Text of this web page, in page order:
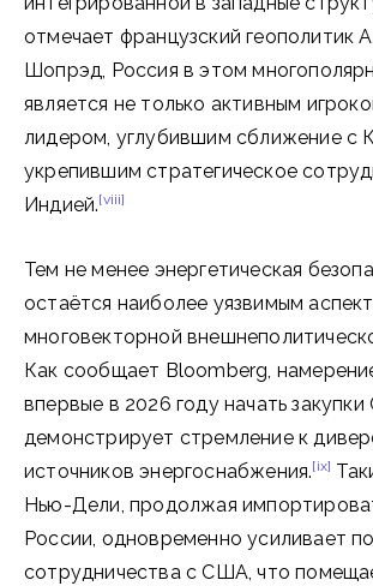
отмечает французский геополитик
Шопрэд, Россия в этом
является не только активным
лидером, углубившим сближение с
укрепившим стратегическое
Индией.[viii]
Тем не менее энергетическая
остаётся наиболее уязвимым
многовекторной
Как сообщает Bloomberg,
впервые в 2026 году начать
демонстрирует стремление к
источников энергоснабжения.[ix]
Нью-Дели, продолжая
России, одновременно усиливает
сотрудничества с США, что